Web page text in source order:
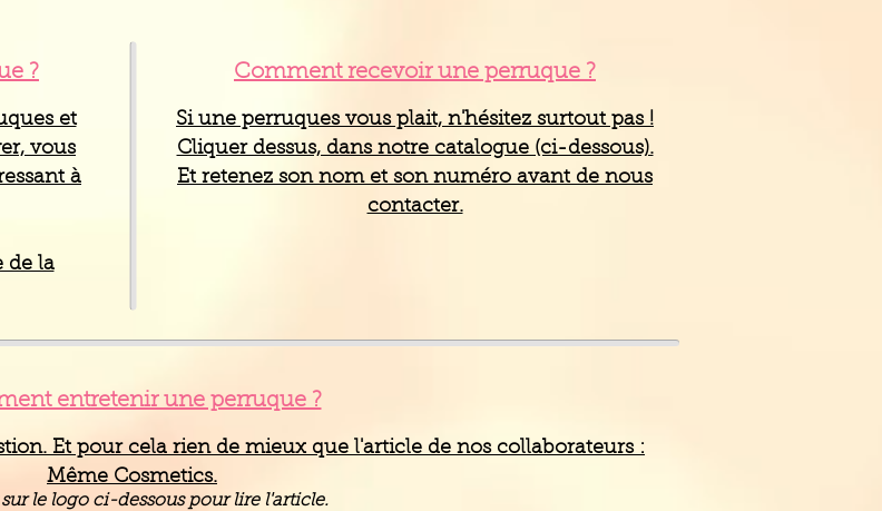
?
et
vous
à
de la
Comment recevoir une perruque ?
Si une perruques vous plait, n'hésitez surtout pas !
Cliquer dessus, dans notre catalogue (ci-dessous).
Et retenez son nom et son numéro avant de nous
contacter.
entretenir une perruque ?
Et pour cela rien de mieux que l'article de nos collaborateurs :
Même Cosmetics.
le logo ci-dessous pour lire l'article.